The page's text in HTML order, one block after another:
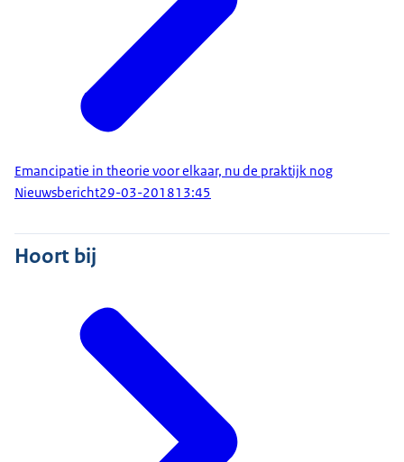
Emancipatie in theorie voor elkaar, nu de praktijk nog
Nieuwsbericht29-03-201813:45
Hoort bij